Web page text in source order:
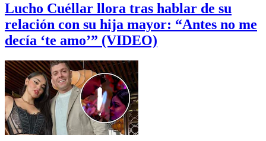
Lucho Cuéllar llora tras hablar de su
relación con su hija mayor: “Antes no me
decía ‘te amo’” (VIDEO)